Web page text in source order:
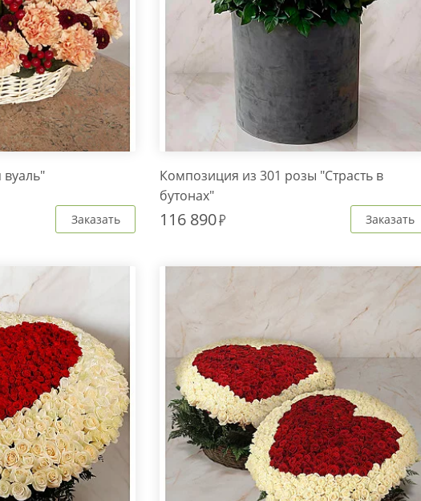
Заказать
Композиция из 301 розы "Страсть в
бутонах"
116 890 Заказать